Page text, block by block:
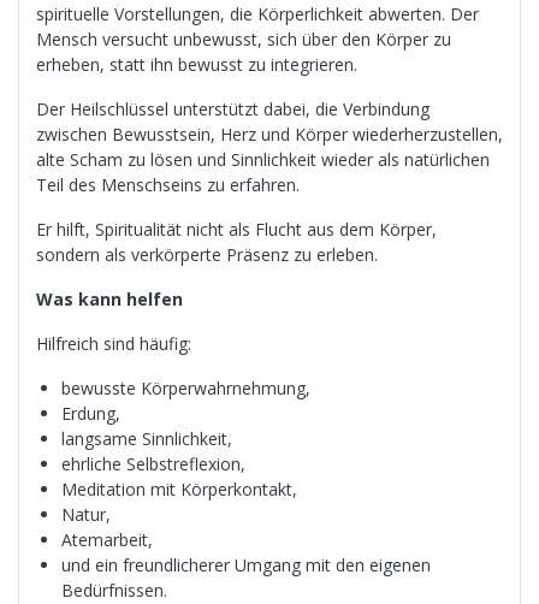
spirituelle Vorstellungen, die Körperlichkeit abwerten. Der
Mensch versucht unbewusst, sich über den Körper zu
erheben, statt ihn bewusst zu integrieren.
Der Heilschlüssel unterstützt dabei, die Verbindung
zwischen Bewusstsein, Herz und Körper wiederherzustellen,
alte Scham zu lösen und Sinnlichkeit wieder als natürlichen
Teil des Menschseins zu erfahren.
Er hilft, Spiritualität nicht als Flucht aus dem Körper,
sondern als verkörperte Präsenz zu erleben.
Was kann helfen
Hilfreich sind häufig:
bewusste Körperwahrnehmung,
Erdung,
langsame Sinnlichkeit,
ehrliche Selbstreflexion,
Meditation mit Körperkontakt,
Natur,
Atemarbeit,
und ein freundlicherer Umgang mit den eigenen
Bedürfnissen.